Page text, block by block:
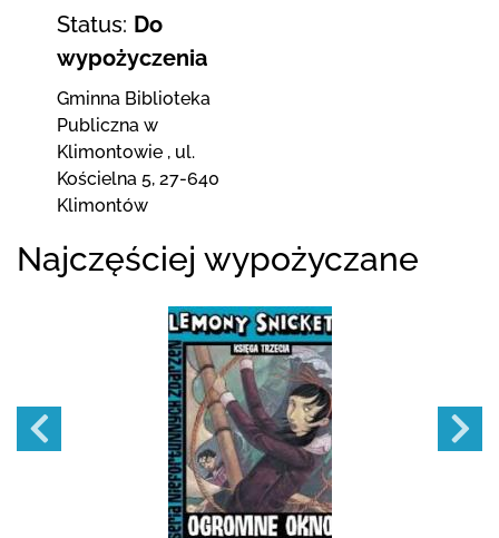
Status: Do
wypożyczenia
Gminna Biblioteka
Publiczna w
Klimontowie , ul.
Kościelna 5, 27-640
Klimontów
Najczęściej wypożyczane